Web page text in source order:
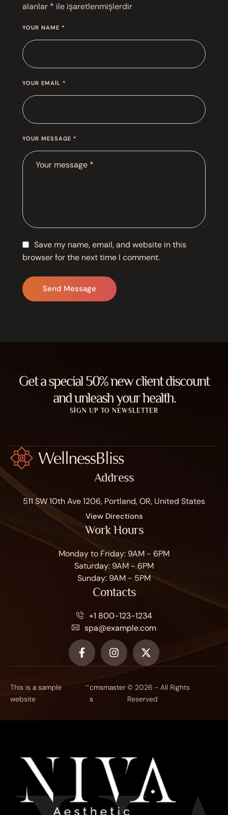
alanlar * ile işaretlenmişlerdir
YOUR MESSAGE *
YOUR NAME *
YOUR EMAIL *
Save my name, email, and website in this
browser for the next time I comment.
Send Message
Get a special 50% new client discount
and unleash your health.
SIGN UP TO NEWSLETTER
Address
511 SW 10th Ave 1206, Portland, OR, United States
View Directions
Work Hours
Monday to Friday: 9AM - 6PM
Saturday: 9AM - 6PM
Sunday: 9AM - 5PM
Contacts
+1 800-123-1234
spa@example.com
This is a sample
website
-cmsmaster
s
© 2026 - All Rights
Reserved